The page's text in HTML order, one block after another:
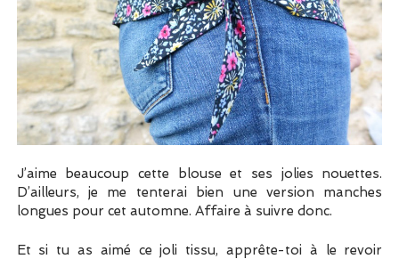
J’aime beaucoup cette blouse et ses jolies nouettes.
D’ailleurs, je me tenterai bien une version manches
longues pour cet automne. Affaire à suivre donc.
Et si tu as aimé ce joli tissu, apprête-toi à le revoir